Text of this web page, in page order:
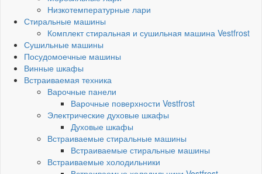
Низкотемпературные лари
Стиральные машины
Комплект стиральная и сушильная машина Vestfrost
Сушильные машины
Посудомоечные машины
Винные шкафы
Встраиваемая техника
Варочные панели
Варочные поверхности Vestfrost
Электрические духовые шкафы
Духовые шкафы
Встраиваемые стиральные машины
Встраиваемые стиральные машины
Встраиваемые холодильники